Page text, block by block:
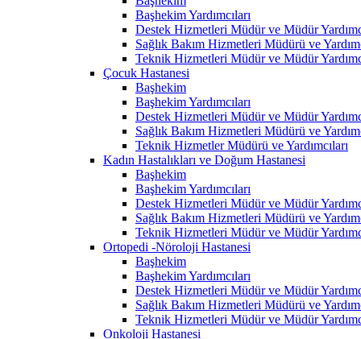
Başhekim Yardımcıları
Destek Hizmetleri Müdür ve Müdür
Sağlık Bakım Hizmetleri Müdürü ve
Teknik Hizmetleri Müdür ve Müdür
Çocuk Hastanesi
Başhekim
Başhekim Yardımcıları
Destek Hizmetleri Müdür ve Müdür
Sağlık Bakım Hizmetleri Müdürü ve
Teknik Hizmetler Müdürü ve Yardımcıları
Kadın Hastalıkları ve Doğum Hastanesi
Başhekim
Başhekim Yardımcıları
Destek Hizmetleri Müdür ve Müdür
Sağlık Bakım Hizmetleri Müdürü ve
Teknik Hizmetleri Müdür ve Müdür
Ortopedi -Nöroloji Hastanesi
Başhekim
Başhekim Yardımcıları
Destek Hizmetleri Müdür ve Müdür
Sağlık Bakım Hizmetleri Müdürü ve
Teknik Hizmetleri Müdür ve Müdür
Onkoloji Hastanesi